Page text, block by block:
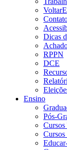
VoltarE
Dicas
RPPN
DCE
Ensino
Pós-
Cursos